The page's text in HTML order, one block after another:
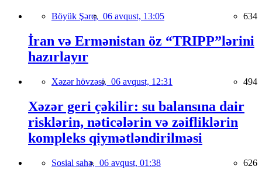
Böyük Şərq, 06 avqust, 13:05 634
İran və Ermənistan öz “TRIPP”lərini
hazırlayır
Xəzər hövzəsi, 06 avqust, 12:31 494
Xəzər geri çəkilir: su balansına dair
risklərin, nəticələrin və zəifliklərin
kompleks qiymətləndirilməsi
Sosial sahə, 06 avqust, 01:38 626